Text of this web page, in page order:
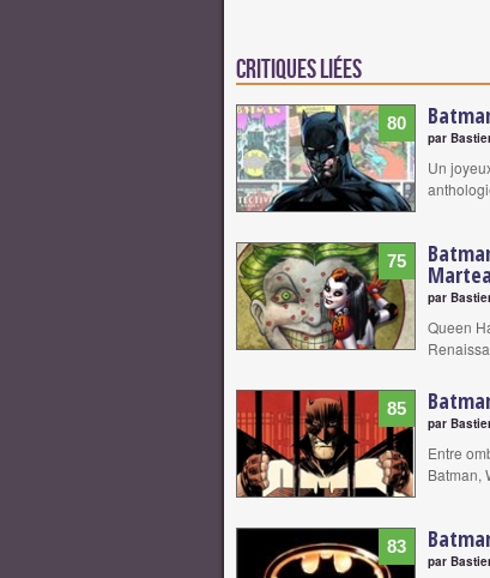
Critiques liées
80
par
Un
75
par
Queen
85
par
Entre
Batman,
83
par